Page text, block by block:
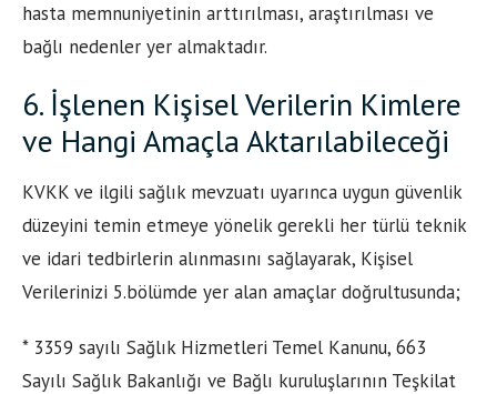
hasta memnuniyetinin arttırılması, araştırılması ve
bağlı nedenler yer almaktadır.
6. İşlenen Kişisel Verilerin Kimlere
ve Hangi Amaçla Aktarılabileceği
KVKK ve ilgili sağlık mevzuatı uyarınca uygun güvenlik
düzeyini temin etmeye yönelik gerekli her türlü teknik
ve idari tedbirlerin alınmasını sağlayarak, Kişisel
Verilerinizi 5.bölümde yer alan amaçlar doğrultusunda;
* 3359 sayılı Sağlık Hizmetleri Temel Kanunu, 663
Sayılı Sağlık Bakanlığı ve Bağlı kuruluşlarının Teşkilat